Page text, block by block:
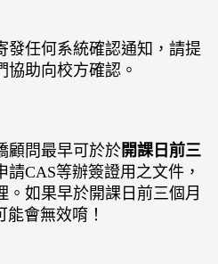
發任何系統確認通知，請提
協助向校方確認。
顧問最早可於於開課日前三
CAS等辦簽證用之文件，
。如果早於開課日前三個月
會無效唷！